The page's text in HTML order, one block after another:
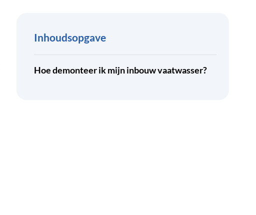
Inhoudsopgave
Hoe demonteer ik mijn inbouw vaatwasser?